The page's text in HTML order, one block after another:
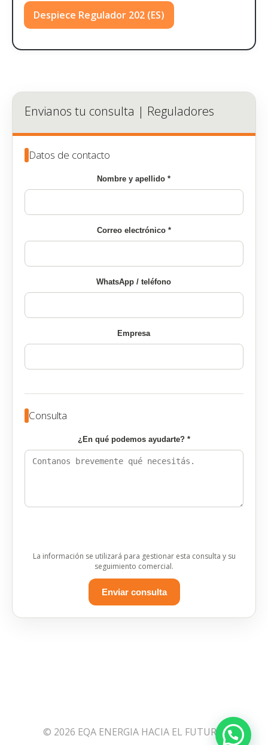
Despiece Regulador 202 (ES)
Envianos tu consulta | Reguladores
Datos de contacto
Nombre y apellido *
Correo electrónico *
WhatsApp / teléfono
Empresa
Consulta
¿En qué podemos ayudarte? *
La información se utilizará para gestionar esta consulta y su
seguimiento comercial.
Enviar consulta
© 2026 EQA ENERGIA HACIA EL FUTURO.